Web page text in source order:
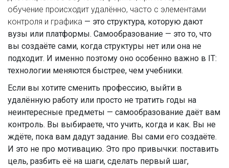
обучение происходит удалённо, часто с элементами
контроля и графика — это структура, которую дают
вузы или платформы. Самообразование — это то, что
вы создаёте сами, когда структуры нет или она не
подходит. И именно поэтому оно особенно важно в IT:
технологии меняются быстрее, чем учебники.
Если вы хотите сменить профессию, выйти в
удалённую работу или просто не тратить годы на
неинтересные предметы — самообразование даёт вам
контроль. Вы выбираете, что учить, когда и как. Вы не
ждёте, пока вам дадут задание. Вы сами его создаёте.
И это не про мотивацию. Это про привычки: поставить
цель, разбить её на шаги, сделать первый шаг,